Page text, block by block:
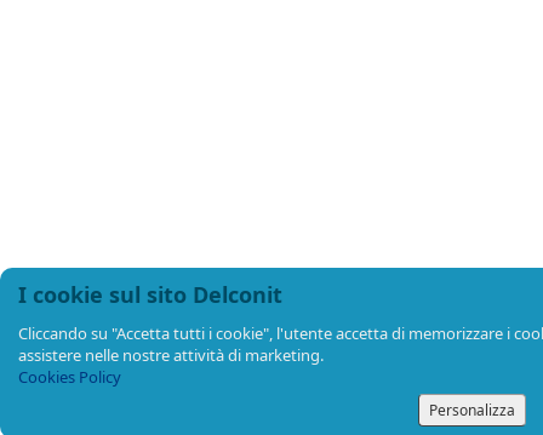
I cookie sul sito Delconit
Cliccando su "Accetta tutti i cookie", l'utente accetta di memorizzare i
assistere nelle nostre attività di marketing.
Cookies Policy
Personalizza